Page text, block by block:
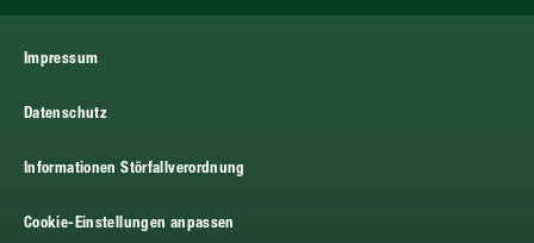
Impressum
Datenschutz
Informationen Störfallverordnung
Cookie-Einstellungen anpassen